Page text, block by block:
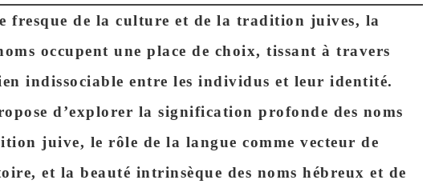
fresque de la culture et de la tradition juives, la
occupent une place de choix, tissant à travers
indissociable entre les individus et leur identité.
d’explorer la signification profonde des noms
juive, le rôle de la langue comme vecteur de
et la beauté intrinsèque des noms hébreux et de